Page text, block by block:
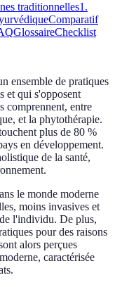
traditionnelles1.
Comparatif
GlossaireChecklist
ensemble de pratiques
et qui s'opposent
comprennent, entre
et la phytothérapie.
plus de 80 %
en développement.
de la santé,
le monde moderne
moins invasives et
l'individu. De plus,
pour des raisons
alors perçues
caractérisée